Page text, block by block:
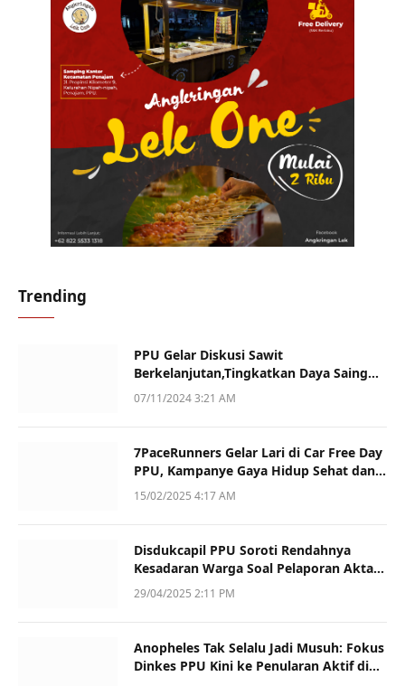
Trending
PPU Gelar Diskusi Sawit
Berkelanjutan,Tingkatkan Daya Saing
dan Kualitas
07/11/2024 3:21 AM
7PaceRunners Gelar Lari di Car Free Day
PPU, Kampanye Gaya Hidup Sehat dan
Dukung UMKM
15/02/2025 4:17 AM
Disdukcapil PPU Soroti Rendahnya
Kesadaran Warga Soal Pelaporan Akta
Kematian
29/04/2025 2:11 PM
Anopheles Tak Selalu Jadi Musuh: Fokus
Dinkes PPU Kini ke Penularan Aktif di